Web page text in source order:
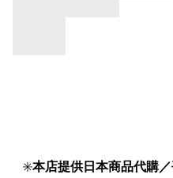
✳️本店提供日本商品代購